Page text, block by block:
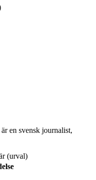
en svensk journalist,
(urval)